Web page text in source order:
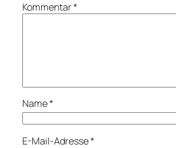
Kommentar*
Name*
E-Mail-Adresse*